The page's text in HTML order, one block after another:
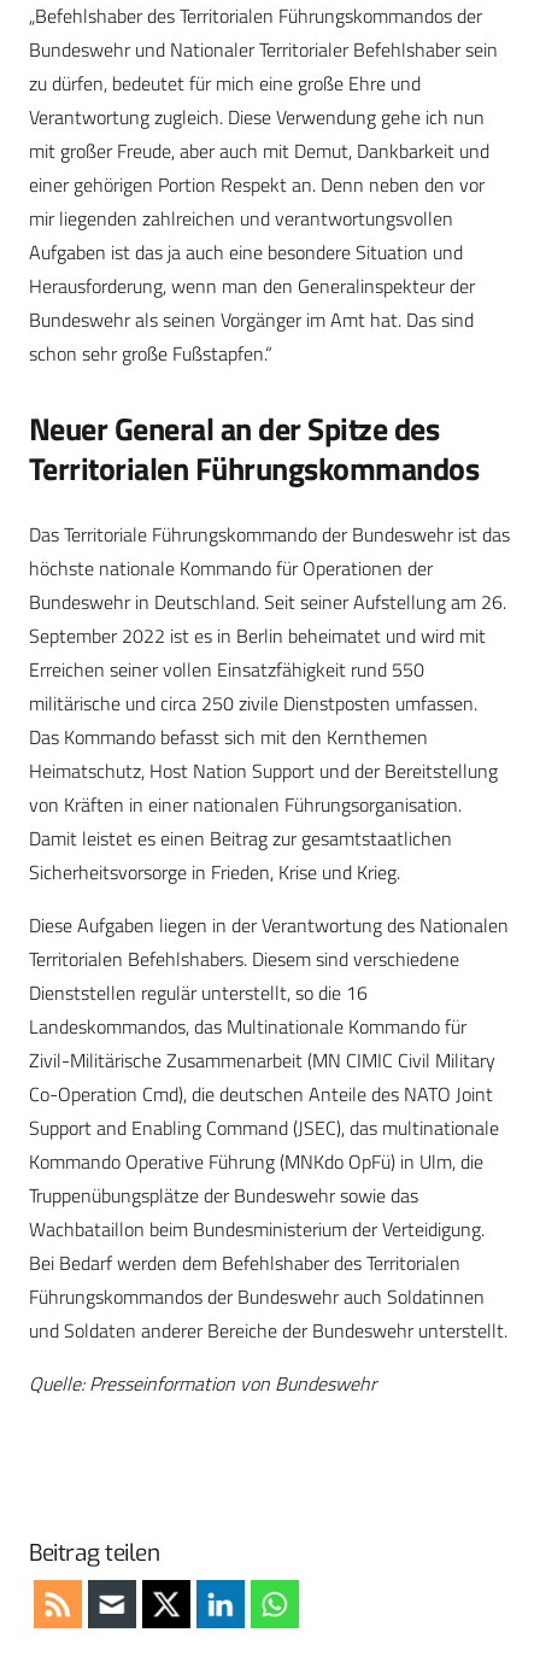
„Befehlshaber des Territorialen Führungskommandos der
Bundeswehr und Nationaler Territorialer Befehlshaber sein
zu dürfen, bedeutet für mich eine große Ehre und
Verantwortung zugleich. Diese Verwendung gehe ich nun
mit großer Freude, aber auch mit Demut, Dankbarkeit und
einer gehörigen Portion Respekt an. Denn neben den vor
mir liegenden zahlreichen und verantwortungsvollen
Aufgaben ist das ja auch eine besondere Situation und
Herausforderung, wenn man den Generalinspekteur der
Bundeswehr als seinen Vorgänger im Amt hat. Das sind
schon sehr große Fußstapfen.“
Neuer General an der Spitze des
Territorialen Führungskommandos
Das Territoriale Führungskommando der Bundeswehr ist das
höchste nationale Kommando für Operationen der
Bundeswehr in Deutschland. Seit seiner Aufstellung am 26.
September 2022 ist es in Berlin beheimatet und wird mit
Erreichen seiner vollen Einsatzfähigkeit rund 550
militärische und circa 250 zivile Dienstposten umfassen.
Das Kommando befasst sich mit den Kernthemen
Heimatschutz, Host Nation Support und der Bereitstellung
von Kräften in einer nationalen Führungsorganisation.
Damit leistet es einen Beitrag zur gesamtstaatlichen
Sicherheitsvorsorge in Frieden, Krise und Krieg.
Diese Aufgaben liegen in der Verantwortung des Nationalen
Territorialen Befehlshabers. Diesem sind verschiedene
Dienststellen regulär unterstellt, so die 16
Landeskommandos, das Multinationale Kommando für
Zivil-Militärische Zusammenarbeit (MN CIMIC Civil Military
Co-Operation Cmd), die deutschen Anteile des NATO Joint
Support and Enabling Command (JSEC), das multinationale
Kommando Operative Führung (MNKdo OpFü) in Ulm, die
Truppenübungsplätze der Bundeswehr sowie das
Wachbataillon beim Bundesministerium der Verteidigung.
Bei Bedarf werden dem Befehlshaber des Territorialen
Führungskommandos der Bundeswehr auch Soldatinnen
und Soldaten anderer Bereiche der Bundeswehr unterstellt.
Quelle: Presseinformation von Bundeswehr
Beitrag teilen